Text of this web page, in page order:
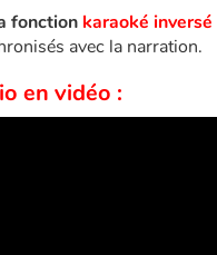
fonction karaoké inversé
avec la narration.
en vidéo :